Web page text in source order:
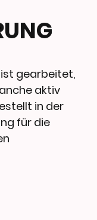
gearbeitet,
aktiv
in der
für die